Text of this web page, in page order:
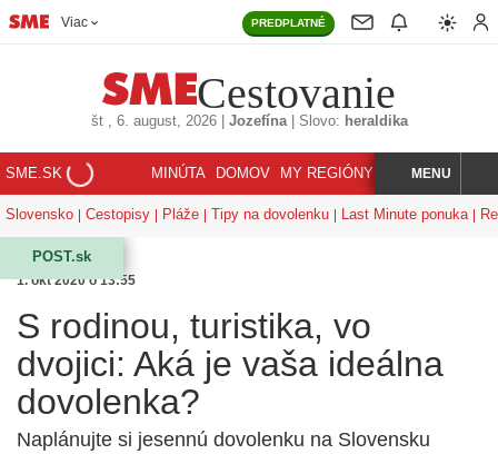
Viac PREDPLATNÉ
Cestovanie
št, 6. august, 2026| Jozefína| Slovo: heraldika
SME.SK MINÚTA DOMOV MY REGIÓNY KORZÁR
HĽADAJMENU
Slovensko Cestopisy Pláže Tipy na dovolenku Last Minute ponuka
POST.sk
1. okt 2020 o 13:55
S rodinou, turistika, vo
dvojici: Aká je vaša ideálna
dovolenka?
Naplánujte si jesennú dovolenku na Slovensku